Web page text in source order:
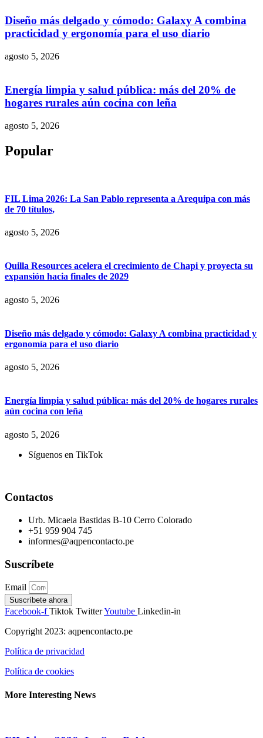
Diseño más delgado y cómodo: Galaxy A combina
practicidad y ergonomía para el uso diario
agosto 5, 2026
Energía limpia y salud pública: más del 20% de
hogares rurales aún cocina con leña
agosto 5, 2026
Popular
FIL Lima 2026: La San Pablo representa a Arequipa con más
de 70 títulos,
agosto 5, 2026
Quilla Resources acelera el crecimiento de Chapi y proyecta su
expansión hacia finales de 2029
agosto 5, 2026
Diseño más delgado y cómodo: Galaxy A combina practicidad y
ergonomía para el uso diario
agosto 5, 2026
Energía limpia y salud pública: más del 20% de hogares rurales
aún cocina con leña
agosto 5, 2026
Síguenos en TikTok
Contactos
Urb. Micaela Bastidas B-10 Cerro Colorado
+51 959 904 745
informes@aqpencontacto.pe
Suscríbete
Email
Suscríbete ahora
Facebook-f Tiktok TwitterYoutube Linkedin-in
Copyright 2023: aqpencontacto.pe
Política de privacidad
Política de cookies
More Interesting News